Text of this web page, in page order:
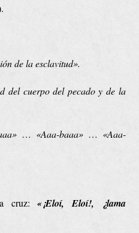
de la esclavitud».
del cuerpo del pecado y de la
… «Aaa-baaa» … «Aaa-
cruz:
«¡Eloí, Eloí!, ¿lama